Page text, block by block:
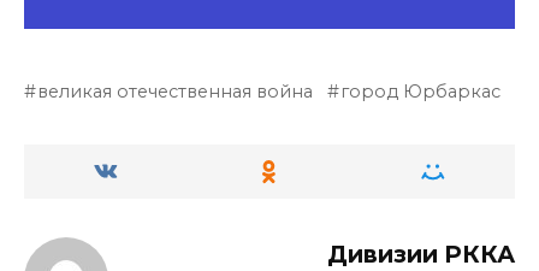
великая отечественная война город Юрбаркас
Дивизии РККА